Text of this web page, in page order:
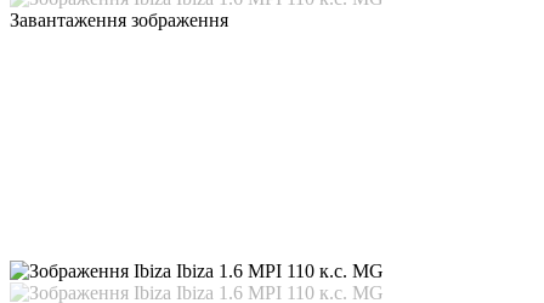
Завантаження зображення